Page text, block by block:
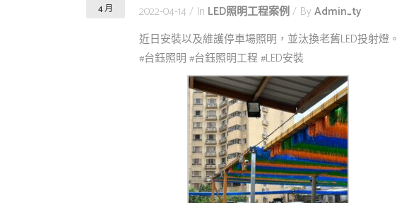
4 月 2022-04-14 In LED照明工程案例 By Admin_ty
近日安裝以及維護停車場照明，並汰換老舊LED投射燈。
#台鈺照明 #台鈺照明工程 #LED安裝